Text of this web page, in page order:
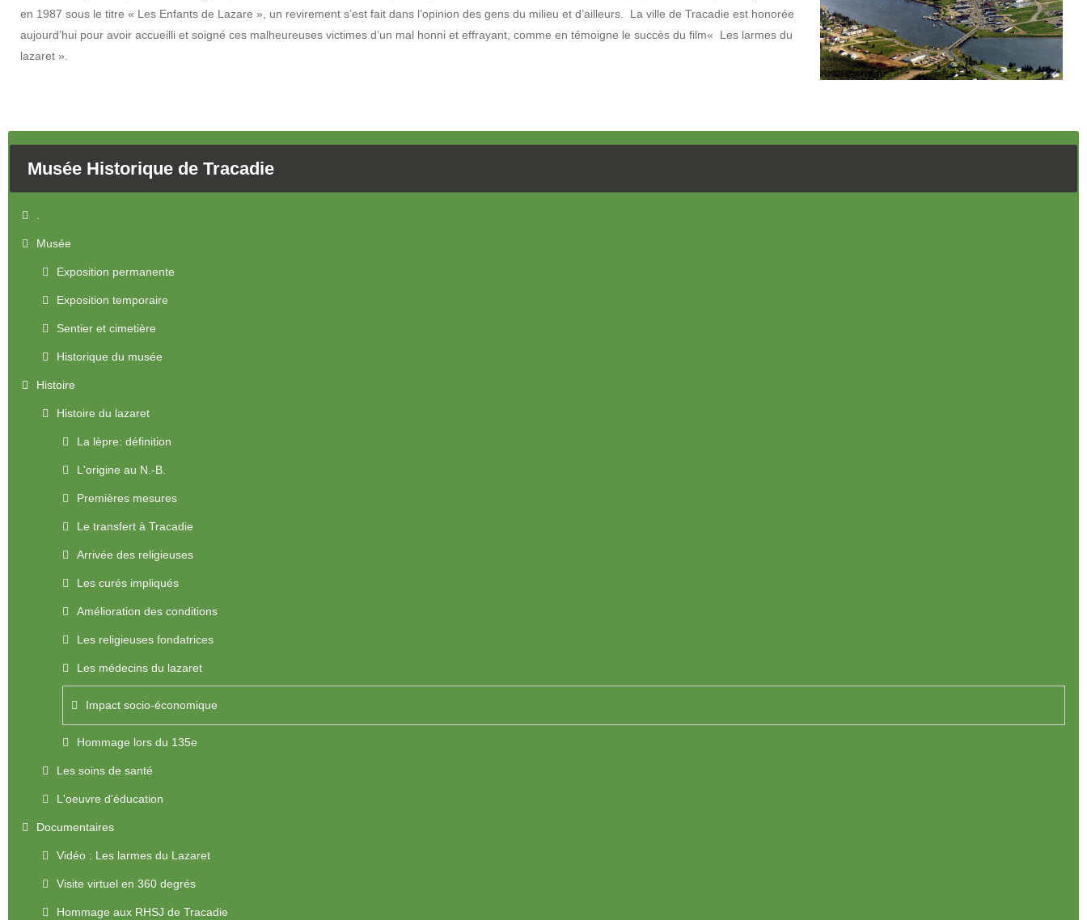
en 1987 sous le titre « Les Enfants de Lazare », un revirement s’est fait dans l’opinion des gens du milieu et d’ailleurs. La ville de Tracadie est honorée
aujourd’hui pour avoir accueilli et soigné ces malheureuses victimes d’un mal honni et effrayant, comme en témoigne le succès du film« Les larmes du
lazaret ».
Musée Historique de Tracadie
.
Musée
Exposition permanente
Exposition temporaire
Sentier et cimetière
Historique du musée
Histoire
Histoire du lazaret
La lèpre: définition
L'origine au N.-B.
Premières mesures
Le transfert à Tracadie
Arrivée des religieuses
Les curés impliqués
Amélioration des conditions
Les religieuses fondatrices
Les médecins du lazaret
Impact socio-économique
Hommage lors du 135e
Les soins de santé
L'oeuvre d'éducation
Documentaires
Vidéo : Les larmes du Lazaret
Visite virtuel en 360 degrés
Hommage aux RHSJ de Tracadie